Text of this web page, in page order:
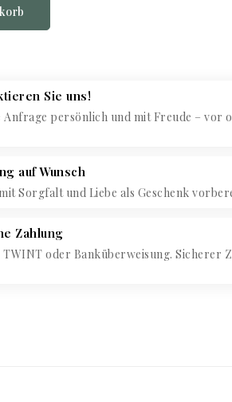
Sie uns!
persönlich und mit Freude – vor
auf Wunsch
Sorgfalt und Liebe als Geschenk
Zahlung
oder Banküberweisung. Sicherer